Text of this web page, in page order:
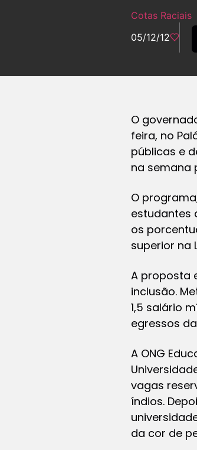
Cotas Raciais
05/12/12
O
feira, no
públicas e
na semana
O
estudantes
os
superior na
A proposta
inclusão.
1,5 salário
egressos
A ONG
vagas
índios.
da cor de